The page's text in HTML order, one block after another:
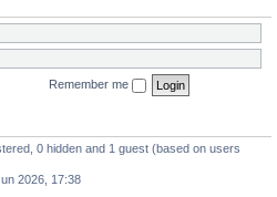
Remember me
0 hidden and 1 guest (based on users
2026, 17:38